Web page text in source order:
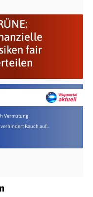
fair
Vermutung
Rauch auf...